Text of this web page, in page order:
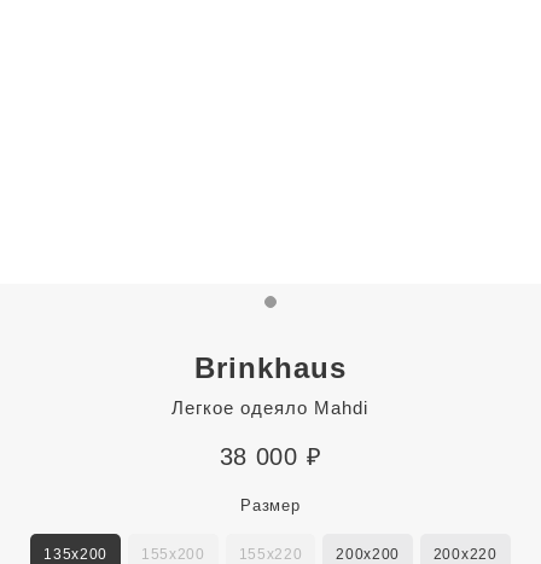
Brinkhaus
Легкое одеяло Mahdi
38 000 ₽
Размер
135x200 155x200 155x220 200x200 200x220